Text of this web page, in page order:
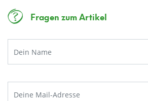
Fragen zum Artikel